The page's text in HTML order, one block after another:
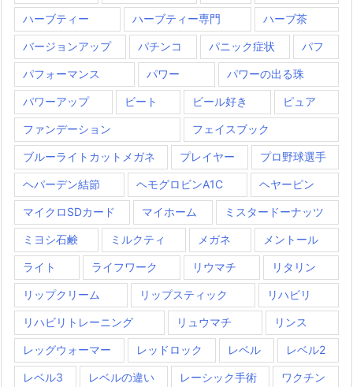
ハーブティー ハーブティー専門 ハーブ茶
バージョンアップ パチンコ パニック症状 パフ
パフォーマンス パワー パワーの出る珠
パワーアップ ビート ビール好き ピュア
ファンデーション フェイスブック
ブルーライトカットメガネ プレイヤー プロ野球選手
ヘパーデン結節 ヘモグロビンA1C ヘヤーピン
マイクロSDカード マイホーム ミスタードーナッツ
ミヨシ石鹸 ミルクティ メガネ メントール
ライト ライフワーク リウマチ リタリン
リップクリーム リップスティック リハビリ
リハビリトレーニング リュウマチ リンス
レッグウォーマー レッドロック レベル レベル2
レベル3 レベルの違い レーシック手術 ワクチン